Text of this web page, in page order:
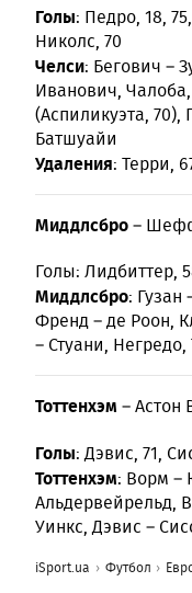
Голы: Педро, 18,
Николс, 70
Челси: Бегович –
Иванович,
(Аспиликуэта, 70),
Батшуайи
Удаления: Терри,
Миддлсбро–
Голы: Лидбиттер,
Миддлсбро:
Френд – де Роон,
– Стуани,
Тоттенхэм – Астон
Голы: Дэвис, 71,
Тоттенхэм: Ворм –
Альдервейрельд,
Уинкс, Дэвис –
iSport.ua Футбол